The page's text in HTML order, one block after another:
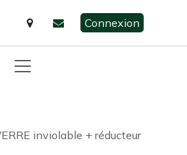
Connexion
inviolable + réducteur